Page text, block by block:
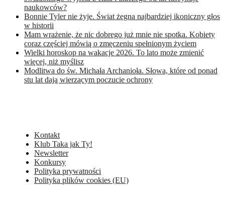
naukowców?
Bonnie Tyler nie żyje. Świat żegna najbardziej ikoniczny głos
w historii
Mam wrażenie, że nic dobrego już mnie nie spotka. Kobiety
coraz częściej mówią o zmęczeniu spełnionym życiem
Wielki horoskop na wakacje 2026. To lato może zmienić
więcej, niż myślisz
Modlitwa do św. Michała Archanioła. Słowa, które od ponad
stu lat dają wierzącym poczucie ochrony
Kontakt
Klub Taka jak Ty!
Newsletter
Konkursy
Polityka prywatności
Polityka plików cookies (EU)